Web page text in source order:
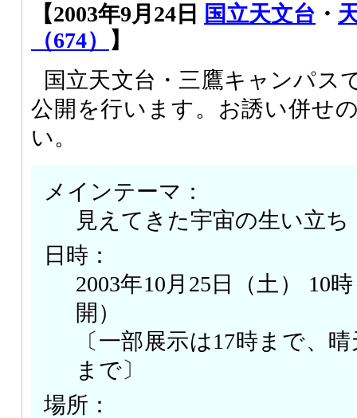
【2003年9月24日 国立天文台 ・
（674）
】
国立天文台・三鷹キャンパス
公開を行います。お誘い併せ
い。
メインテーマ：
見えてきた宇宙の生い立ち
日時：
2003年10月25日（土） 10
開）
〔一部展示は17時まで、
まで〕
場所：